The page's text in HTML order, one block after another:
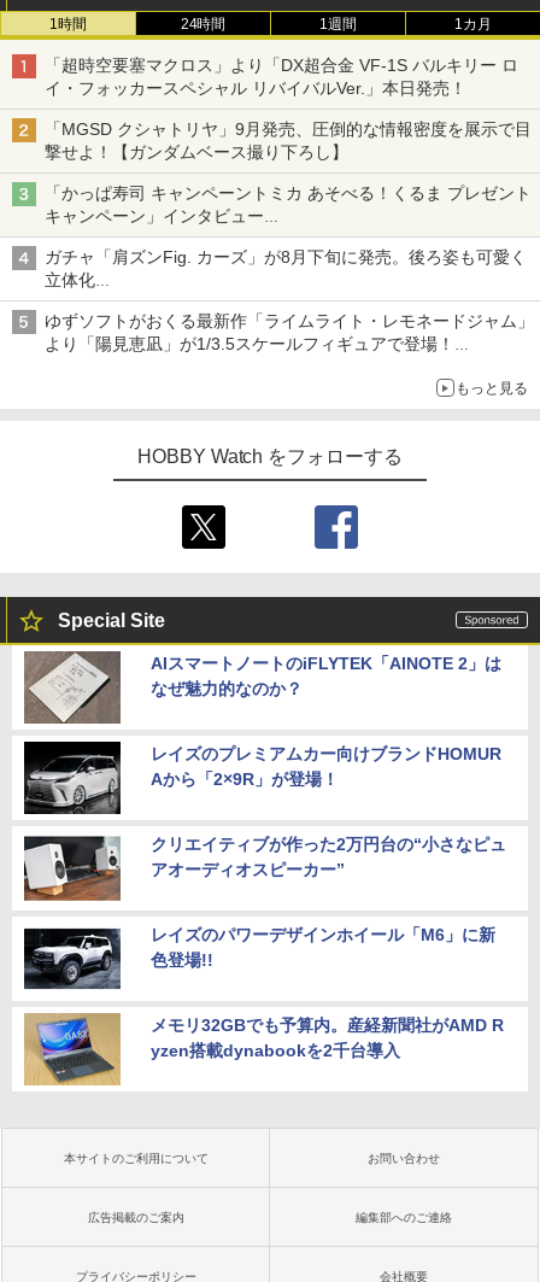
1時間 24時間 1週間 1カ月
「超時空要塞マクロス」より「DX超合金 VF-1S バルキリー ロ
イ・フォッカースペシャル リバイバルVer.」本日発売！
「MGSD クシャトリヤ」9月発売、圧倒的な情報密度を展示で目
撃せよ！【ガンダムベース撮り下ろし】
「かっぱ寿司 キャンペーントミカ あそべる！くるま プレゼント
キャンペーン」インタビュー
子どもが楽しめるかっぱ寿司ならではの体験とコラボの楽しさを
追求
ガチャ「肩ズンFig. カーズ」が8月下旬に発売。後ろ姿も可愛く
立体化
ライトニング・マックィーンやメーターなど4種がラインナップ
ゆずソフトがおくる最新作「ライムライト・レモネードジャム」
より「陽見恵凪」が1/3.5スケールフィギュアで登場！
もっと見る
HOBBY Watch をフォローする
Special Site
AIスマートノートのiFLYTEK「AINOTE 2」は
なぜ魅力的なのか？
レイズのプレミアムカー向けブランドHOMUR
Aから「2×9R」が登場！
クリエイティブが作った2万円台の“小さなピュ
アオーディオスピーカー”
レイズのパワーデザインホイール「M6」に新
色登場!!
メモリ32GBでも予算内。産経新聞社がAMD R
yzen搭載dynabookを2千台導入
本サイトのご利用について お問い合わせ
広告掲載のご案内 編集部へのご連絡
プライバシーポリシー 会社概要